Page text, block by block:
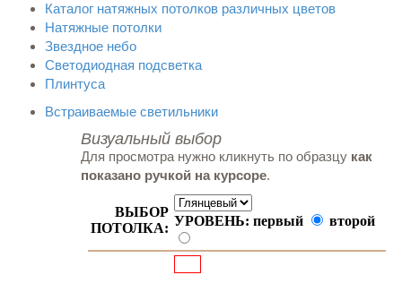
Каталог натяжных потолков различных цветов
Натяжные потолки
Звездное небо
Светодиодная подсветка
Плинтуса
Встраиваемые светильники
Визуальный выбор
Для просмотра нужно кликнуть по образцу как
показано ручкой на курсоре.